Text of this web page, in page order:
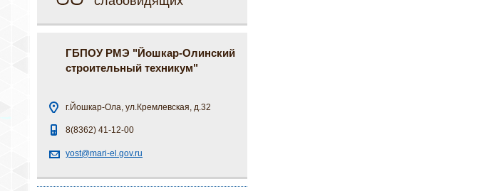
ГБПОУ РМЭ "Йошкар-Олинский
строительный техникум"
г.Йошкар-Ола, ул.Кремлевская, д.32
8(8362) 41-12-00
yost@mari-el.gov.ru